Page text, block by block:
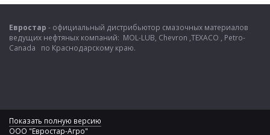
Евростар - официальный дистрибьютор смазочных материалов
ведущих нефтяных компаний: MOL-LUB, Chevron ,TEXACO , Petro-
Canada по Краснодарскому краю.
Показать полную версию
ООО "Евростар-Агро"